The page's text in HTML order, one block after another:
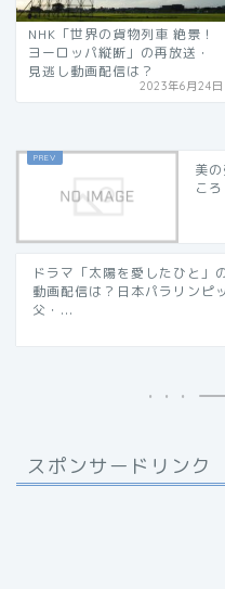
NHK「世界の貨物列車 絶景！
ヨーロッパ縦断」の再放送・
見逃し動画配信は？
2023年6月24日
美
こ
ドラマ「太陽を愛したひと」
動画配信は？日本パラリンピ
父・...
スポンサードリンク